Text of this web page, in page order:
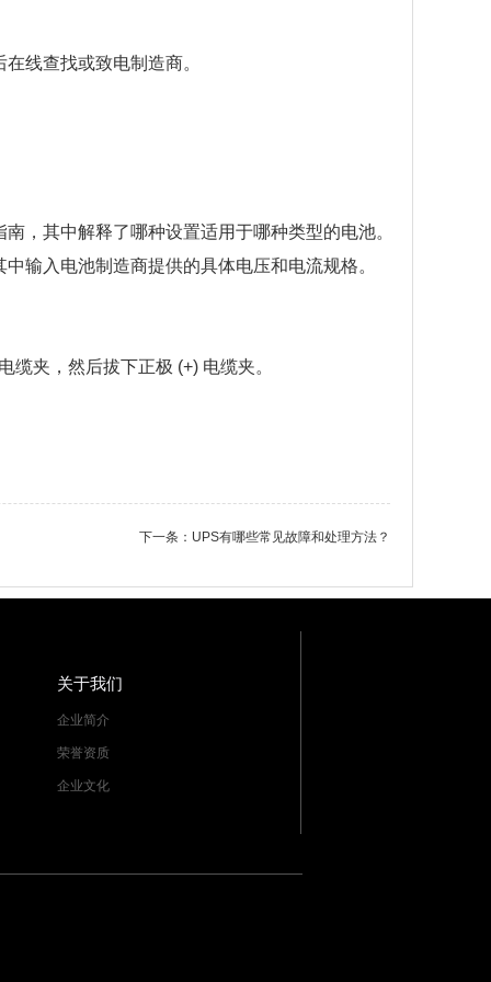
线查找或致电制造商。
，其中解释了哪种设置适用于哪种类型的电池。
输入电池制造商提供的具体电压和电流规格。
夹，然后拔下正极 (+) 电缆夹。
下一条： UPS有哪些常见故障和处理方法？
关于我们
企业简介
荣誉资质
企业文化